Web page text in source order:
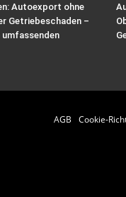
Autoexport ohne
Getriebeschaden –
umfassenden
AGB Cookie-